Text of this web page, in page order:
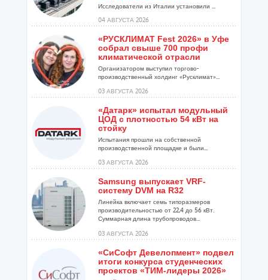
Исследователи из Италии установили ...
04 АВГУСТА 2026
«РУСКЛИМАТ Fest 2026» в Уфе
собрал свыше 700 профи
климатической отрасли
Организатором выступил торгово-
производственный холдинг «Русклимат»...
03 АВГУСТА 2026
«Датарк» испытал модульный
ЦОД с плотностью 54 кВт на
стойку
Испытания прошли на собственной
производственной площадке и были...
03 АВГУСТА 2026
Samsung выпускает VRF-
систему DVM на R32
Линейка включает семь типоразмеров
производительностью от 22,4 до 56 кВт.
Суммарная длина трубопроводов...
03 АВГУСТА 2026
«СиСофт Девелопмент» подвел
итоги конкурса студенческих
проектов «ТИМ-лидеры 2026»